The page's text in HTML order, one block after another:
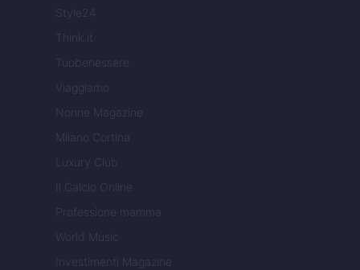
Style24
Think.it
Tuobenessere
Viaggiamo
Nonne Magazine
Milano Cortina
Luxury Club
Il Calcio Online
Professione mamma
World Music
Investimenti Magazine